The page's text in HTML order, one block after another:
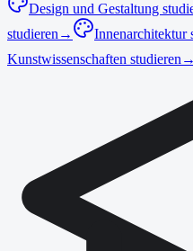
Design und Gestaltung
studieren → Innenarchitektur
Kunstwissenschaften studieren →